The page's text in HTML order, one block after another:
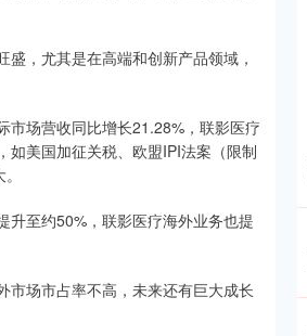
，尤其是在高端和创新产品领域，
市场营收同比增长21.28%，联影医疗
如美国加征关税、欧盟IPI法案（限制
升至约50%，联影医疗海外业务也提
市场市占率不高，未来还有巨大成长